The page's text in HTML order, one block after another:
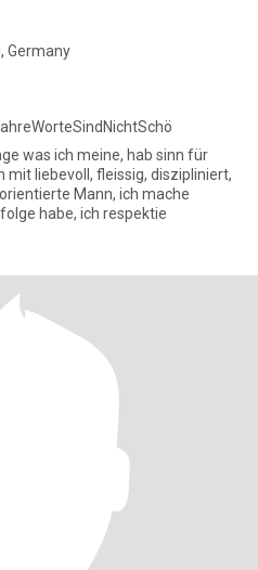
Germany
was ich meine, hab sinn für
liebevoll, fleissig, diszipliniert,
Mann, ich mache
habe, ich respektie